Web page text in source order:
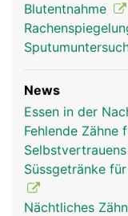
Blutentnahme
News
Essen in der
Fehlende Zähne
Selbstvertrauens
Süssgetränke
Nächtliches